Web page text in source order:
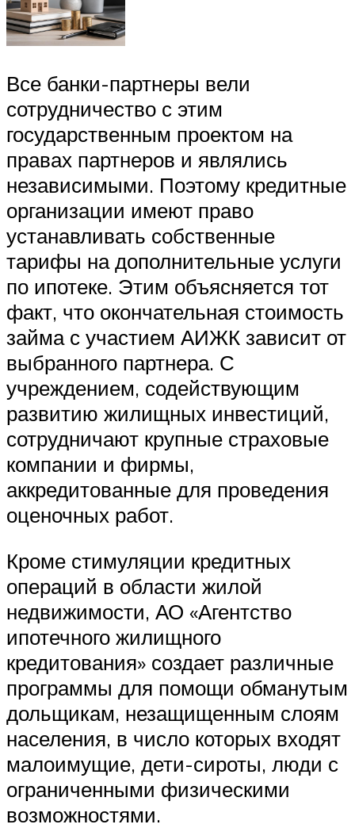
Все банки-партнеры вели
сотрудничество с этим
государственным проектом на
правах партнеров и являлись
независимыми. Поэтому кредитные
организации имеют право
устанавливать собственные
тарифы на дополнительные услуги
по ипотеке. Этим объясняется тот
факт, что окончательная стоимость
займа с участием АИЖК зависит от
выбранного партнера. С
учреждением, содействующим
развитию жилищных инвестиций,
сотрудничают крупные страховые
компании и фирмы,
аккредитованные для проведения
оценочных работ.
Кроме стимуляции кредитных
операций в области жилой
недвижимости, АО «Агентство
ипотечного жилищного
кредитования» создает различные
программы для помощи обманутым
дольщикам, незащищенным слоям
населения, в число которых входят
малоимущие, дети-сироты, люди с
ограниченными физическими
возможностями.